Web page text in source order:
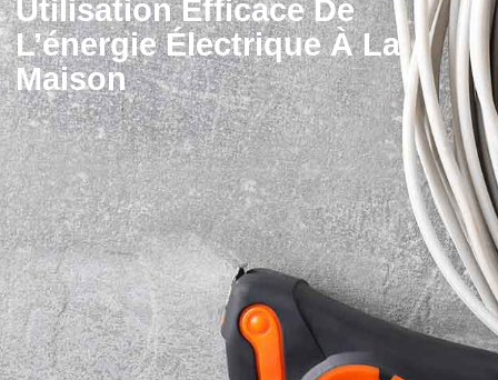
Utilisation Efficace De
L’énergie Électrique À La
Maison